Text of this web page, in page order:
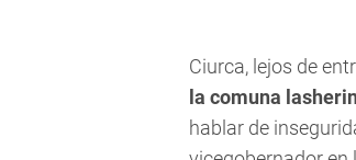
Ciurca, lejos de
la comuna
hablar de